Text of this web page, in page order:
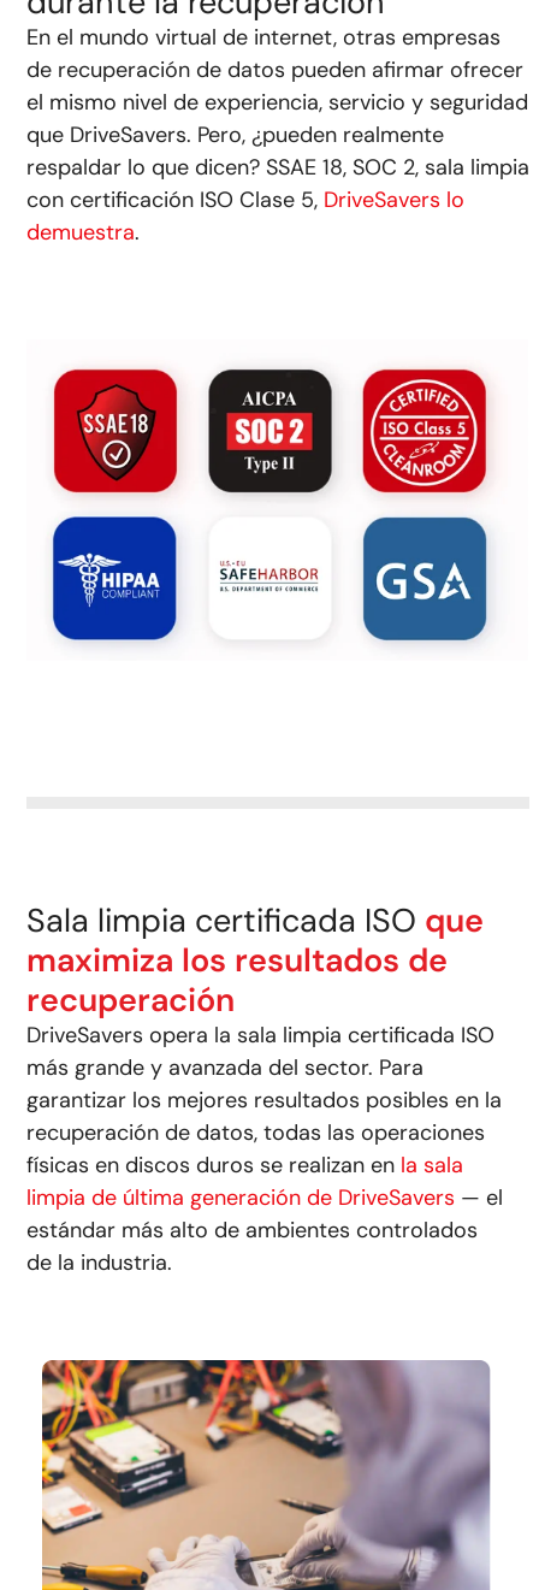
En el mundo virtual de internet, otras empresas
de recuperación de datos pueden afirmar ofrecer
el mismo nivel de experiencia, servicio y seguridad
que DriveSavers. Pero, ¿pueden realmente
respaldar lo que dicen? SSAE 18, SOC 2, sala limpia
con certificación ISO Clase 5, DriveSavers lo
demuestra.
Sala limpia certificada ISO que
maximiza los resultados de
recuperación
DriveSavers opera la sala limpia certificada ISO
más grande y avanzada del sector. Para
garantizar los mejores resultados posibles en la
recuperación de datos, todas las operaciones
físicas en discos duros se realizan en la sala
limpia de última generación de DriveSavers — el
estándar más alto de ambientes controlados
de la industria.